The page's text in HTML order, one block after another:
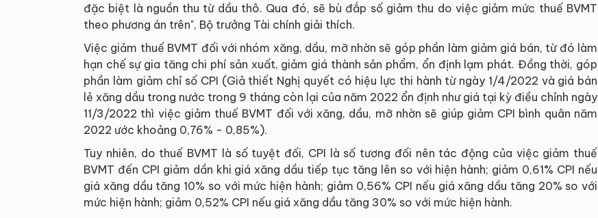
đặc biệt là nguồn thu từ dầu thô. Qua đó, sẽ bù đắp số giảm thu do việc giảm mức thuế BVMT
theo phương án trên", Bộ trưởng Tài chính giải thích.
Việc giảm thuế BVMT đối với nhóm xăng, dầu, mỡ nhờn sẽ góp phần làm giảm giá bán, từ đó làm
hạn chế sự gia tăng chi phí sản xuất, giảm giá thành sản phẩm, ổn định lạm phát. Đồng thời, góp
phần làm giảm chỉ số CPI (Giả thiết Nghị quyết có hiệu lực thi hành từ ngày 1/4/2022 và giá bán
lẻ xăng dầu trong nước trong 9 tháng còn lại của năm 2022 ổn định như giá tại kỳ điều chỉnh ngày
11/3/2022 thì việc giảm thuế BVMT đối với xăng, dầu, mỡ nhờn sẽ giúp giảm CPI bình quân năm
2022 ước khoảng 0,76% - 0,85%).
Tuy nhiên, do thuế BVMT là số tuyệt đối, CPI là số tương đối nên tác động của việc giảm thuế
BVMT đến CPI giảm dần khi giá xăng dầu tiếp tục tăng lên so với hiện hành; giảm 0,61% CPI nếu
giá xăng dầu tăng 10% so với mức hiện hành; giảm 0,56% CPI nếu giá xăng dầu tăng 20% so với
mức hiện hành; giảm 0,52% CPI nếu giá xăng dầu tăng 30% so với mức hiện hành.